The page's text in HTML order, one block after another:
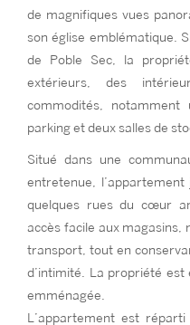
de magnifiques vues
son église emblématique.
de Poble Sec, la
extérieurs, des
commodités, notamment
parking et deux salles de
Situé dans une
entretenue, l’appartement
quelques rues du cœur
accès facile aux magasins,
transport, tout en
d’intimité. La propriété
emménagée.
L’appartement est